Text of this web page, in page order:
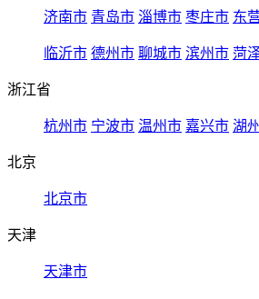
济南市 青岛市 淄博市 枣庄市 东
临沂市 德州市 聊城市 滨州市 菏
浙江省
杭州市 宁波市 温州市 嘉兴市 湖
北京
北京市
天津
天津市